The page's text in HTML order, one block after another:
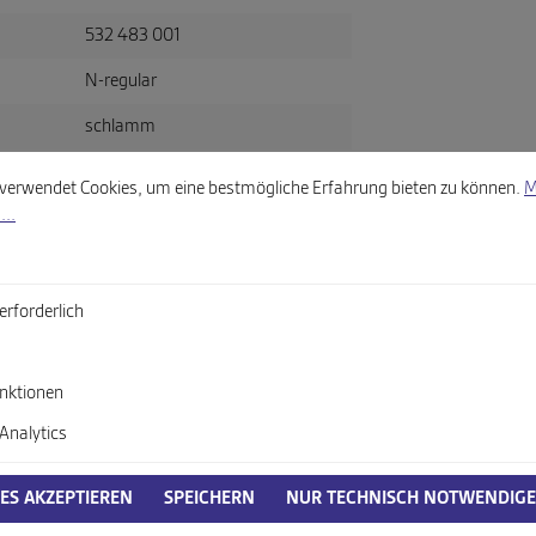
GPSR)
532 483 001
N-regular
schlamm
Cookies, um eine bestmögliche Erfahrung bieten zu können.
Cookies, um eine bestmögliche Erfahrung bieten zu können.
erforderlich
AKZEPTIEREN SPEICHERN NUR TECHNISCH NOTWENDIGE